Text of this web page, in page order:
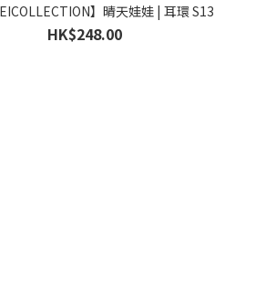
】晴天娃娃 | 耳環 S13
HK$248.00